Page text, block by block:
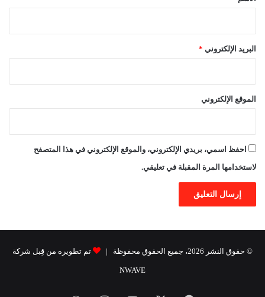
البريد الإلكتروني *
الموقع الإلكتروني
احفظ اسمي، بريدي الإلكتروني، والموقع الإلكتروني في هذا المتصفح
لاستخدامها المرة المقبلة في تعليقي.
© حقوق النشر 2026، جميع الحقوق محفوظة | تم تطويره من قِبل شركة
NWAVE